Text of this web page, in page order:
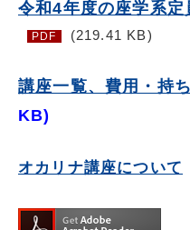
令和4年度の座学系
PDF (219.41 KB)
講座一覧、費用・持
KB)
オカリナ講座について